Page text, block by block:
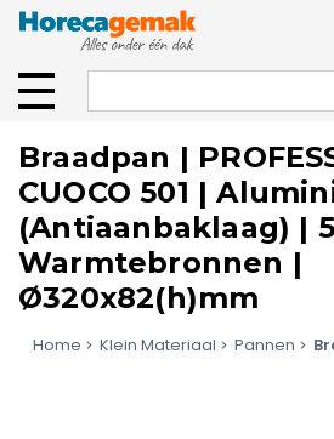
Braadpan |
CUOCO 501 |
(Antiaanbaklaag) |
Warmtebronnen |
Ø320x82(h)mm
Home Klein Materiaal Pannen